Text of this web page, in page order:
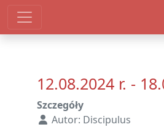
12.08.2024 r. -
Szczegóły
Autor: Discipulus